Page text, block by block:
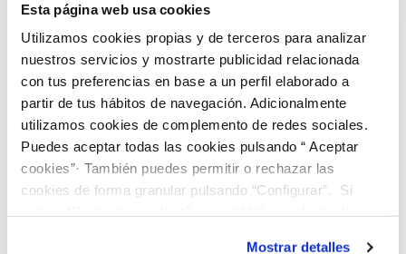
Esta página web usa cookies
Utilizamos cookies propias y de terceros para analizar
nuestros servicios y mostrarte publicidad relacionada
con tus preferencias en base a un perfil elaborado a
partir de tus hábitos de navegación. Adicionalmente
utilizamos cookies de complemento de redes sociales.
Puedes aceptar todas las cookies pulsando “ Aceptar
cookies”· También puedes permitir o rechazar las
cookies de forma granular pulsando “Configurar”. Si
Mostrar detalles
Mundial del Medio Ambiente con los centros
educativos que participan en el programa
Aquae STEM